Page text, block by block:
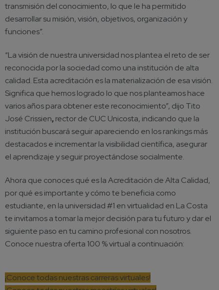
transmisión del conocimiento, lo que le ha permitido
desarrollar su misión, visión, objetivos, organización y
funciones”.
“La visión de nuestra universidad nos plantea el reto de ser
reconocida por la sociedad como una institución de alta
calidad. Esta acreditación es la materialización de esa visión.
Significa que hemos logrado lo que nos planteamos hace
varios años para obtener este reconocimiento”, dijo Tito
José Crissien, rector de CUC Unicosta, indicando que la
institución buscará seguir apareciendo en los rankings más
destacados e incrementar la visibilidad científica, asegurar
el aprendizaje y seguir proyectándose socialmente.
Ahora que conoces qué es la Acreditación de Alta Calidad,
por qué es importante y cómo te beneficia como
estudiante, en la universidad #1 en virtualidad en La Costa
te invitamos a tomar la mejor decisión para tu futuro y dar el
siguiente paso en tu camino profesional con nosotros.
Conoce nuestra oferta 100 % virtual a continuación:
¡Conoce todas nuestras carreras virtuales!